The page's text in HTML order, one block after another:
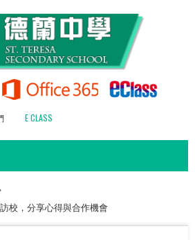
E CLASS
校，分享心得與合作機會